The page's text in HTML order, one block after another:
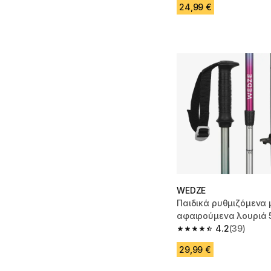
24,99 €
WEDZE
Παιδικά ρυθμιζόμενα
αφαιρούμενα λουριά
Πολύχρωμα
4.2
4.2 out of 5 stars
(39)
29,99 €